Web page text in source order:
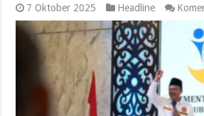
7 Oktober 2025 Headline